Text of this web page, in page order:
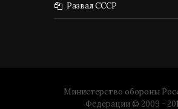
Развал СССР
Министерство обороны
Федерации © 2009 -